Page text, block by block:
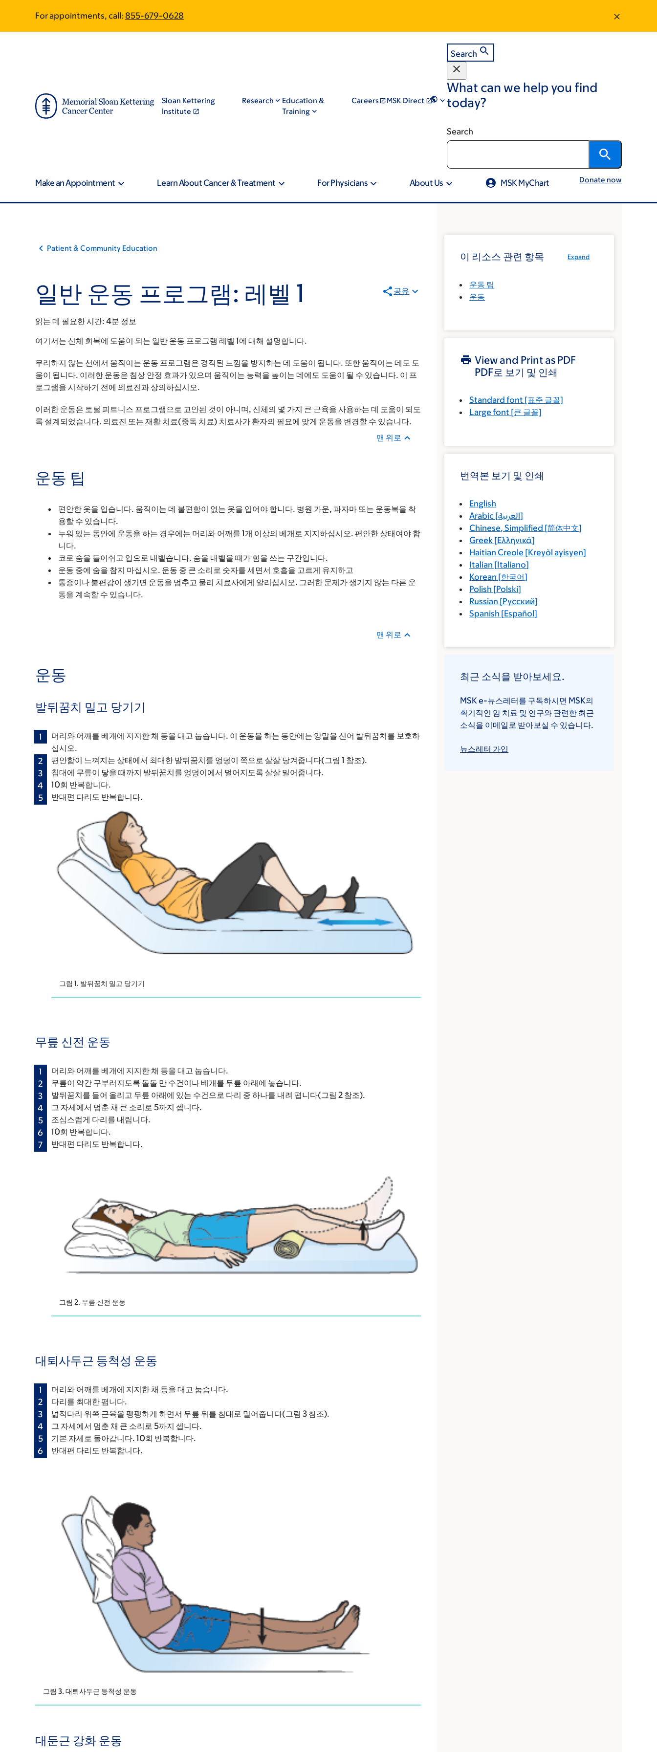
main
footer
For appointments, call: 855-679-0628
Sloan Kettering
Institute
Research
Education &
Training
Careers MSK Direct
Search
What can we help you find
today?
Search
Make an Appointment Learn About Cancer & Treatment For Physicians About Us MSK MyChart Donate now
Patient & Community Education
일반 운동 프로그램: 레벨 1 공유
읽는 데 필요한 시간: 4분 정보
여기서는 신체 회복에 도움이 되는 일반 운동 프로그램 레벨 1에 대해 설명합니다.
무리하지 않는 선에서 움직이는 운동 프로그램은 경직된 느낌을 방지하는 데 도움이 됩니다. 또한 움직이는 데도 도
움이 됩니다. 이러한 운동은 침상 안정 효과가 있으며 움직이는 능력을 높이는 데에도 도움이 될 수 있습니다. 이 프
로그램을 시작하기 전에 의료진과 상의하십시오.
이러한 운동은 토털 피트니스 프로그램으로 고안된 것이 아니며, 신체의 몇 가지 큰 근육을 사용하는 데 도움이 되도
록 설계되었습니다. 의료진 또는 재활 치료(중독 치료) 치료사가 환자의 필요에 맞게 운동을 변경할 수 있습니다.
맨 위로
운동 팁
편안한 옷을 입습니다. 움직이는 데 불편함이 없는 옷을 입어야 합니다. 병원 가운, 파자마 또는 운동복을 착
용할 수 있습니다.
누워 있는 동안에 운동을 하는 경우에는 머리와 어깨를 1개 이상의 베개로 지지하십시오. 편안한 상태여야 합
니다.
코로 숨을 들이쉬고 입으로 내뱉습니다. 숨을 내뱉을 때가 힘을 쓰는 구간입니다.
운동 중에 숨을 참지 마십시오. 운동 중 큰 소리로 숫자를 세면서 호흡을 고르게 유지하고
통증이나 불편감이 생기면 운동을 멈추고 물리 치료사에게 알리십시오. 그러한 문제가 생기지 않는 다른 운
동을 계속할 수 있습니다.
맨 위로
운동
발뒤꿈치 밀고 당기기
머리와 어깨를 베개에 지지한 채 등을 대고 눕습니다. 이 운동을 하는 동안에는 양말을 신어 발뒤꿈치를 보호하
십시오.
편안함이 느껴지는 상태에서 최대한 발뒤꿈치를 엉덩이 쪽으로 살살 당겨줍니다(그림 1 참조).
침대에 무릎이 닿을 때까지 발뒤꿈치를 엉덩이에서 멀어지도록 살살 밀어줍니다.
10회 반복합니다.
반대편 다리도 반복합니다.
그림 1. 발뒤꿈치 밀고 당기기
무릎 신전 운동
머리와 어깨를 베개에 지지한 채 등을 대고 눕습니다.
무릎이 약간 구부러지도록 돌돌 만 수건이나 베개를 무릎 아래에 놓습니다.
발뒤꿈치를 들어 올리고 무릎 아래에 있는 수건으로 다리 중 하나를 내려 폅니다(그림 2 참조).
그 자세에서 멈춘 채 큰 소리로 5까지 셉니다.
조심스럽게 다리를 내립니다.
10회 반복합니다.
반대편 다리도 반복합니다.
그림 2. 무릎 신전 운동
대퇴사두근 등척성 운동
머리와 어깨를 베개에 지지한 채 등을 대고 눕습니다.
다리를 최대한 폅니다.
넓적다리 위쪽 근육을 팽팽하게 하면서 무릎 뒤를 침대로 밀어줍니다(그림 3 참조).
그 자세에서 멈춘 채 큰 소리로 5까지 셉니다.
기본 자세로 돌아갑니다. 10회 반복합니다.
반대편 다리도 반복합니다.
그림 3. 대퇴사두근 등척성 운동
대둔근 강화 운동
Expand
이 리소스 관련 항목
운동 팁
운동
View and Print as PDF
PDF로 보기 및 인쇄
Standard font [표준 글꼴]
Large font [큰 글꼴]
번역본 보기 및 인쇄
English
Arabic [العربية]
Chinese, Simplified [简体中文]
Greek [Ελληνικά]
Haitian Creole [Kreyòl ayisyen]
Italian [Italiano]
Korean [한국어]
Polish [Polski]
Russian [Русский]
Spanish [Español]
최근 소식을 받아보세요.
MSK e-뉴스레터를 구독하시면 MSK의
획기적인 암 치료 및 연구와 관련한 최근
소식을 이메일로 받아보실 수 있습니다.
뉴스레터 가입